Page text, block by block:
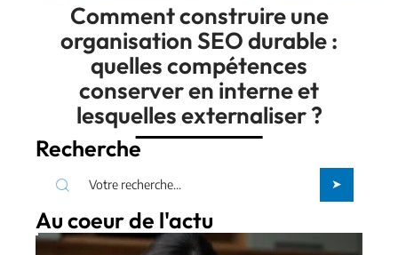
Comment construire une
organisation SEO durable :
quelles compétences
conserver en interne et
lesquelles externaliser ?
Recherche
Au coeur de l'actu